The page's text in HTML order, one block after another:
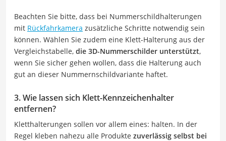
Beachten Sie bitte, dass bei Nummerschildhalterungen
mit Rückfahrkamera zusätzliche Schritte notwendig sein
können. Wählen Sie zudem eine Klett-Halterung aus der
Vergleichstabelle, die 3D-Nummerschilder unterstützt,
wenn Sie sicher gehen wollen, dass die Halterung auch
gut an dieser Nummernschildvariante haftet.
3. Wie lassen sich Klett-Kennzeichenhalter
entfernen?
Kletthalterungen sollen vor allem eines: halten. In der
Regel kleben nahezu alle Produkte zuverlässig selbst bei